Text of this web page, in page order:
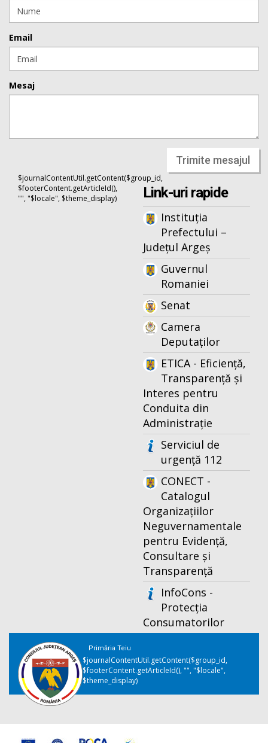
Email
Mesaj
Trimite mesajul
$journalContentUtil.getContent($group_id,
$footerContent.getArticleId(),
"", "$locale", $theme_display)
Link-uri rapide
Instituția
Prefectului –
Județul Argeș
Guvernul
Romaniei
Senat
Camera
Deputaților
ETICA - Eficiență,
Transparență și
Interes pentru
Conduita din
Administrație
Serviciul de
urgență 112
CONECT -
Catalogul
Organizațiilor
Neguvernamentale
pentru Evidență,
Consultare și
Transparență
InfoCons -
Protecția
Consumatorilor
Primăria Teiu
$journalContentUtil.getContent($group_id,
$footerContent.getArticleId(), "", "$locale",
$theme_display)